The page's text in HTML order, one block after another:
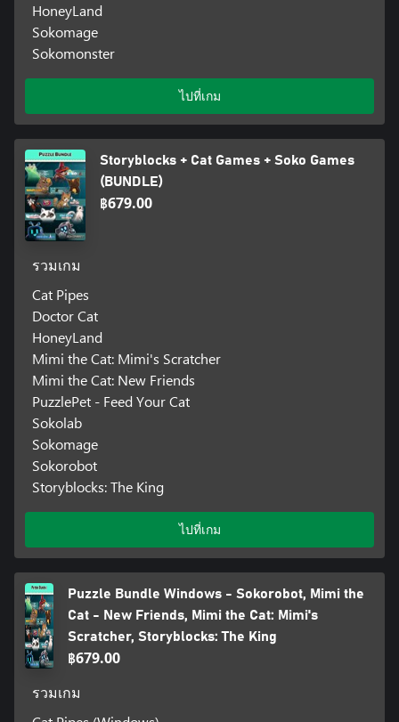
HoneyLand
Sokomage
Sokomonster
ไปที่เกม
Storyblocks + Cat Games + Soko Games
(BUNDLE)
฿679.00
รวมเกม
Cat Pipes
Doctor Cat
HoneyLand
Mimi the Cat: Mimi's Scratcher
Mimi the Cat: New Friends
PuzzlePet - Feed Your Cat
Sokolab
Sokomage
Sokorobot
Storyblocks: The King
ไปที่เกม
Puzzle Bundle Windows - Sokorobot, Mimi the
Cat - New Friends, Mimi the Cat: Mimi's
Scratcher, Storyblocks: The King
฿679.00
รวมเกม